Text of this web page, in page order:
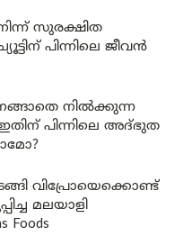
നിന്ന് സുരക്ഷിത
പിന്നിലെ ജീവൻ
നില്‍ക്കുന്ന
പിന്നിലെ അദ്ഭുത
വിപ്രോയെക്കൊണ്ട്
മലയാളി
Foods